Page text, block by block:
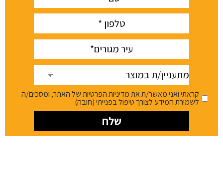
phone
עיר
מתעניין/ת
במוצר
קראתי ואני מאשר/ת את מדיניות הפרטיות של האתר, ומסכים/ה
לשמירת המידע לצורך טיפול בפנייתי (חובה)